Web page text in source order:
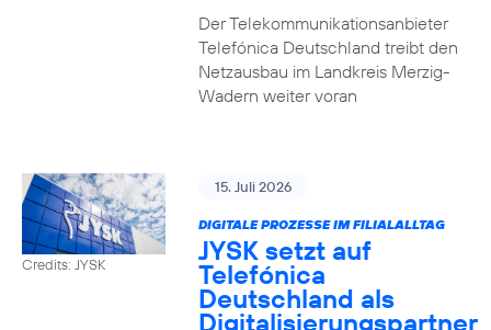
Der Telekommunikationsanbieter
Telefónica Deutschland treibt den
Netzausbau im Landkreis Merzig-
Wadern weiter voran
Credits: JYSK
15. Juli 2026
DIGITALE PROZESSE IM FILIALALLTAG
JYSK setzt auf
Telefónica
Deutschland als
Digitalisierungspartner